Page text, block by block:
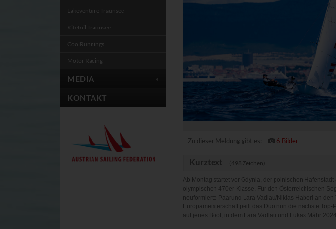
Lakeventure Traunsee
Kitefoil Traunsee
CoolRunnings
Motor Racing
MEDIA
KONTAKT
Zu dieser Meldung gibt es: 6 Bilder
Kurztext (498 Zeichen)
Ab Montag startet vor Gdynia, der polnischen
olympischen 470er-Klasse. Für den Österreichischen
neuformierte Paarung Lara Vadlau/Niklas Haberl an
Europameisterschaft peilt das Duo nun die nächste
auf jenes Boot, in dem Lara Vadlau und Lukas Mähr
youtube.com
youtube-
Anbieter: powrio.com (Drittanbieter)
Powrio blendet neue Beiträge aus unseren Kanälen auf
Cookie Domain
https://
www.powrio.com
Cookies der eingeblendeten sozialen Medien werden gesetzt